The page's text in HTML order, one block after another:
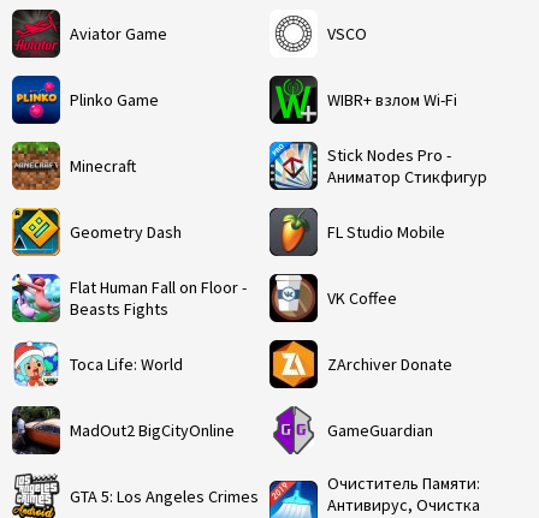
Aviator Game
Plinko Game
Minecraft
Geometry Dash
Flat Human Fall on Floor -
Beasts Fights
Toca Life: World
MadOut2 BigCityOnline
GTA 5: Los Angeles Crimes
VSCO
WIBR+ взлом Wi-Fi
Stick Nodes Pro -
Аниматор Стикфигур
FL Studio Mobile
VK Coffee
ZArchiver Donate
GameGuardian
Очиститель Памяти:
Антивирус, Очистка